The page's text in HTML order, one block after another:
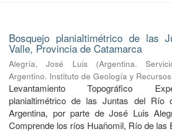
Bosquejo planialtimétrico de las
Valle, Provincia de Catamarca
Alegría, José Luis (Argentina.
Argentino. Instituto de Geología y
Levantamiento Topográfico
planialtimétrico de las Juntas del Río
Argentina, por parte de José Luis
Comprende los ríos Huañomil, Río de las